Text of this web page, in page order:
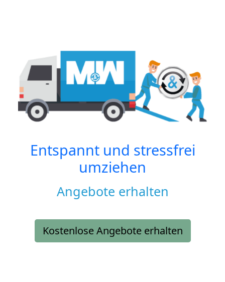
Entspannt und stressfrei
umziehen
Angebote erhalten
Kostenlose Angebote erhalten